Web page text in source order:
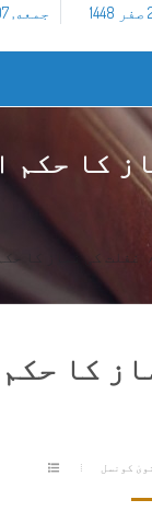
جمعه, 07 اگست 2026
کا حکم
غفلت کی نماز کا
کا حکم
کونسل